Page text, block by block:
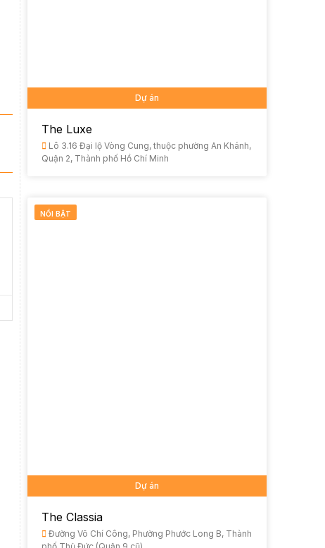
Dự án
The Luxe
Lô 3.16 Đại lộ Vòng Cung, thuộc phường An Khánh,
Quận 2, Thành phố Hồ Chí Minh
NỔI BẬT
Dự án
The Classia
Đường Võ Chí Công, Phường Phước Long B, Thành